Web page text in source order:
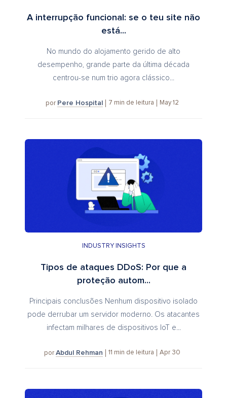
A interrupção funcional: se o teu site não
está...
No mundo do alojamento gerido de alto
desempenho, grande parte da última década
centrou-se num trio agora clássico...
por Pere Hospital 7 min de leitura May 12
INDUSTRY INSIGHTS
Tipos de ataques DDoS: Por que a
proteção autom...
Principais conclusões Nenhum dispositivo isolado
pode derrubar um servidor moderno. Os atacantes
infectam milhares de dispositivos IoT e...
por Abdul Rehman 11 min de leitura Apr 30